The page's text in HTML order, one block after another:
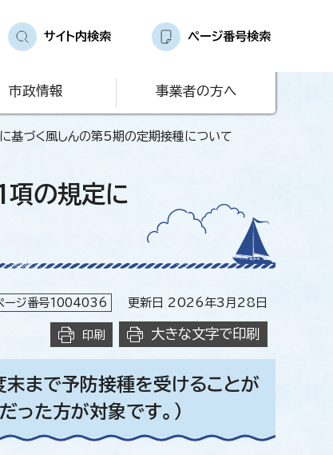
サイト内検索 ページ番号検索
市政情報 事業者の方へ
基づく風しんの第5期の定期接種について
項の規定に
ージ番号1004036 更新日 2026年3月28日
印刷 大きな文字で印刷
まで予防接種を受けることが
った方が対象です。）